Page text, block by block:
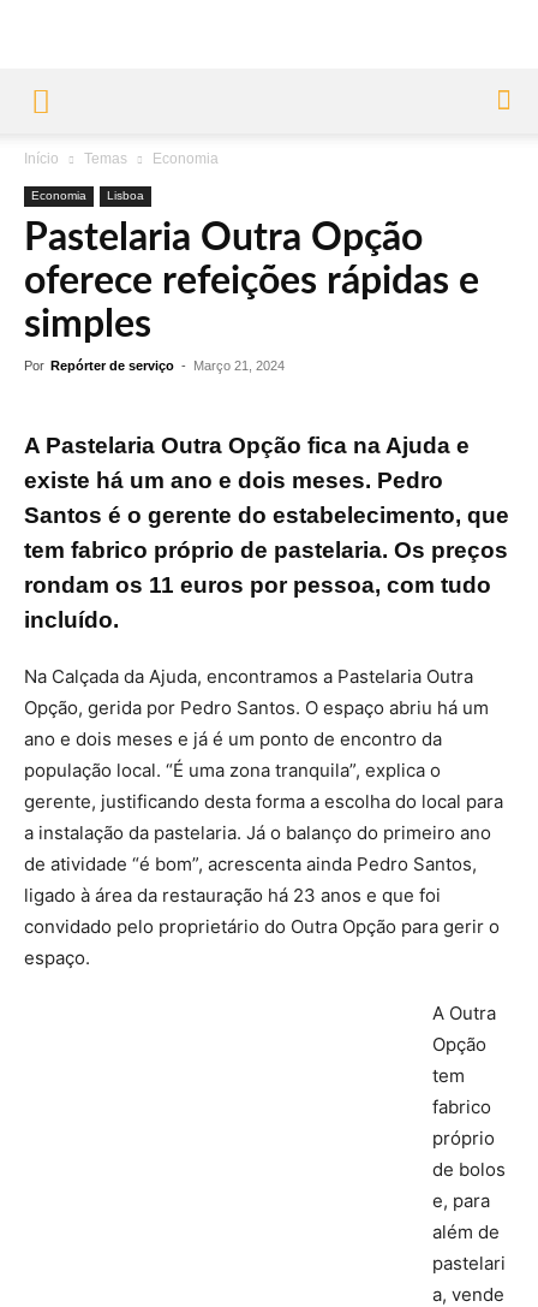
Início Temas Economia
Economia Lisboa
Pastelaria Outra Opção
oferece refeições rápidas e
simples
Por Repórter de serviço - Março 21, 2024
A Pastelaria Outra Opção fica na Ajuda e
existe há um ano e dois meses. Pedro
Santos é o gerente do estabelecimento, que
tem fabrico próprio de pastelaria. Os preços
rondam os 11 euros por pessoa, com tudo
incluído.
Na Calçada da Ajuda, encontramos a Pastelaria Outra
Opção, gerida por Pedro Santos. O espaço abriu há um
ano e dois meses e já é um ponto de encontro da
população local. “É uma zona tranquila”, explica o
gerente, justificando desta forma a escolha do local para
a instalação da pastelaria. Já o balanço do primeiro ano
de atividade “é bom”, acrescenta ainda Pedro Santos,
ligado à área da restauração há 23 anos e que foi
convidado pelo proprietário do Outra Opção para gerir o
espaço.
A Outra
Opção
tem
fabrico
próprio
de bolos
e, para
além de
pastelari
a, vende